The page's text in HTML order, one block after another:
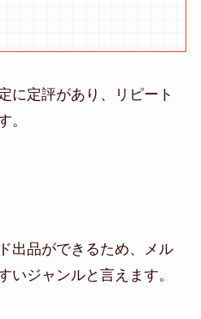
に定評があり、リピート
。
出品ができるため、メル
いジャンルと言えます。